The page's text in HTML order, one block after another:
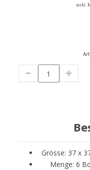
exkl.
Grösse: 37 x
Menge: 6